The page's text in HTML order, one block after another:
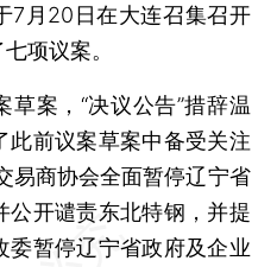
7月20日在大连召集召开
项议案。
案，“决议公告”措辞温
此前议案草案中备受关注
易商协会全面暂停辽宁省
公开谴责东北特钢，并提
委暂停辽宁省政府及企业